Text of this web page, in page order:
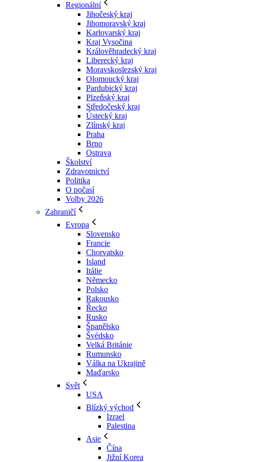
Regionální
Jihočeský kraj
Jihomoravský kraj
Karlovarský kraj
Kraj Vysočina
Králověhradecký kraj
Liberecký kraj
Moravskoslezský kraj
Olomoucký kraj
Pardubický kraj
Plzeňský kraj
Středočeský kraj
Ústecký kraj
Zlínský kraj
Praha
Brno
Ostrava
Školství
Zdravotnictví
Politika
O počasí
Volby 2026
Zahraničí
Evropa
Slovensko
Francie
Chorvatsko
Island
Itálie
Německo
Polsko
Rakousko
Řecko
Rusko
Španělsko
Švédsko
Velká Británie
Rumunsko
Válka na Ukrajině
Maďarsko
Svět
USA
Blízký východ
Izrael
Palestina
Asie
Čína
Jižní Korea